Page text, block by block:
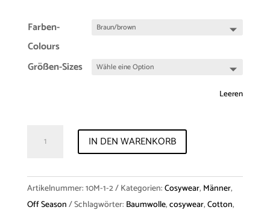
Farben-
Colours
Größen-Sizes
Leeren
Cosywear
Cotton
Menge
IN DEN WARENKORB
Artikelnummer:10M-1-2 Kategorien:Cosywear, Männer,
Off Season Schlagwörter: Baumwolle,cosywear,Cotton,